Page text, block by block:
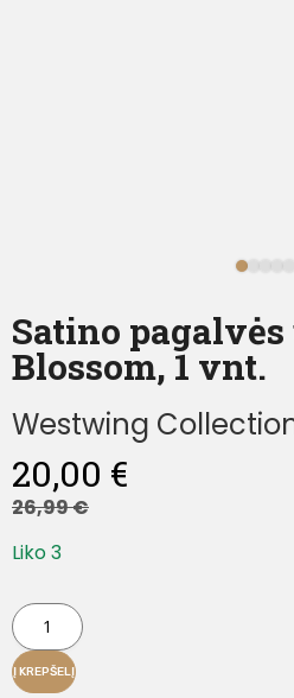
Satino
Blossom, 1 vnt.
Westwing
20,00 €
26,99€
Liko 3
Į KREPŠELĮ